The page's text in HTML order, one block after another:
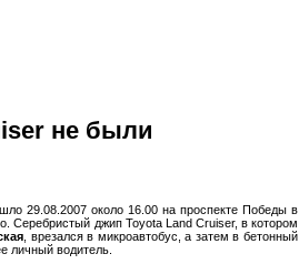
не были
29.08.2007 около 16.00 на проспекте Победы в
Серебристый джип Toyota Land Cruiser, в котором
, врезался в микроавтобус, а затем в бетонный
личный водитель.